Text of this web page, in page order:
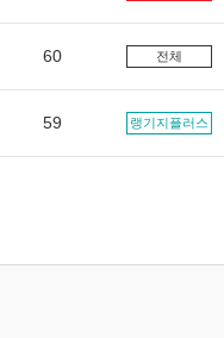
60 전체
59 랭기지플러스